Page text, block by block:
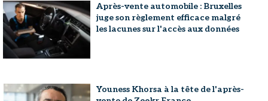
Après-vente automobile : Bruxelles
juge son règlement efficace malgré
les lacunes sur l'accès aux données
Youness Khorsa à la tête de l'après-